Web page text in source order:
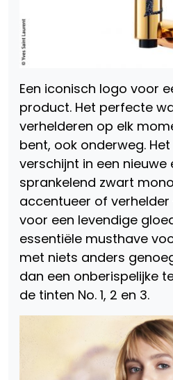
Een iconisch logo voor
product. Het perfecte
verhelderen op elk
bent, ook onderweg.
verschijnt in een nieuwe
sprankelend zwart
accentueer of
voor een levendige
essentiële musthave
met niets anders
dan een onberispelijke
de tinten No. 1, 2 en 3.